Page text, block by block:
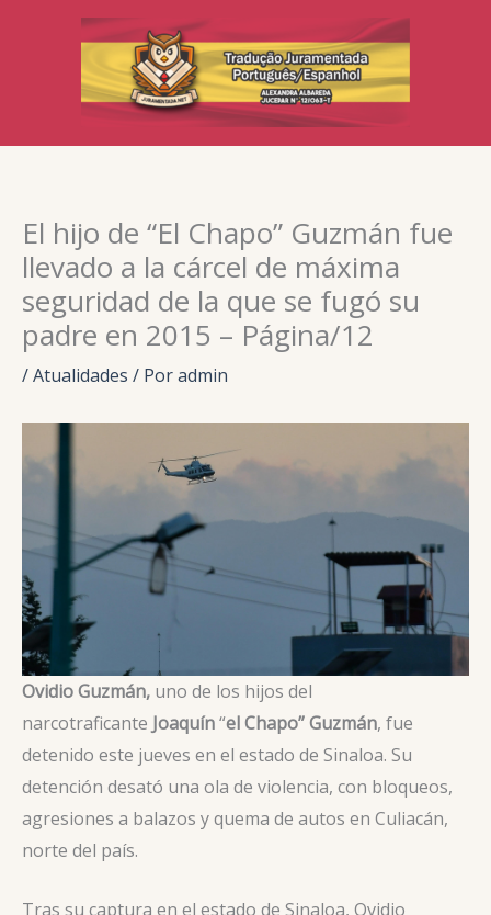
El hijo de “El Chapo” Guzmán fue
llevado a la cárcel de máxima
seguridad de la que se fugó su
padre en 2015 – Página/12
/Atualidades / Poradmin
Ovidio Guzmán, uno de los hijos del
narcotraficante Joaquín“el Chapo” Guzmán, fue
detenido este jueves en el estado de Sinaloa. Su
detención desató una ola de violencia, con bloqueos,
agresiones a balazos y quema de autos en Culiacán,
norte del país.
Tras su captura en el estado de Sinaloa, Ovidio